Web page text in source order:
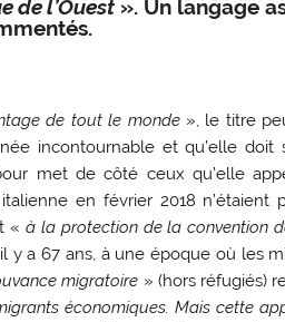
de l’Ouest ». Un langage
de tout le monde », le titre
incontournable et qu’elle doit
met de côté ceux qu’elle
en février 2018
« à la protection de la convention
y a 67 ans, à une époque où les
migratoire » (hors réfugiés)
économiques. Mais cette